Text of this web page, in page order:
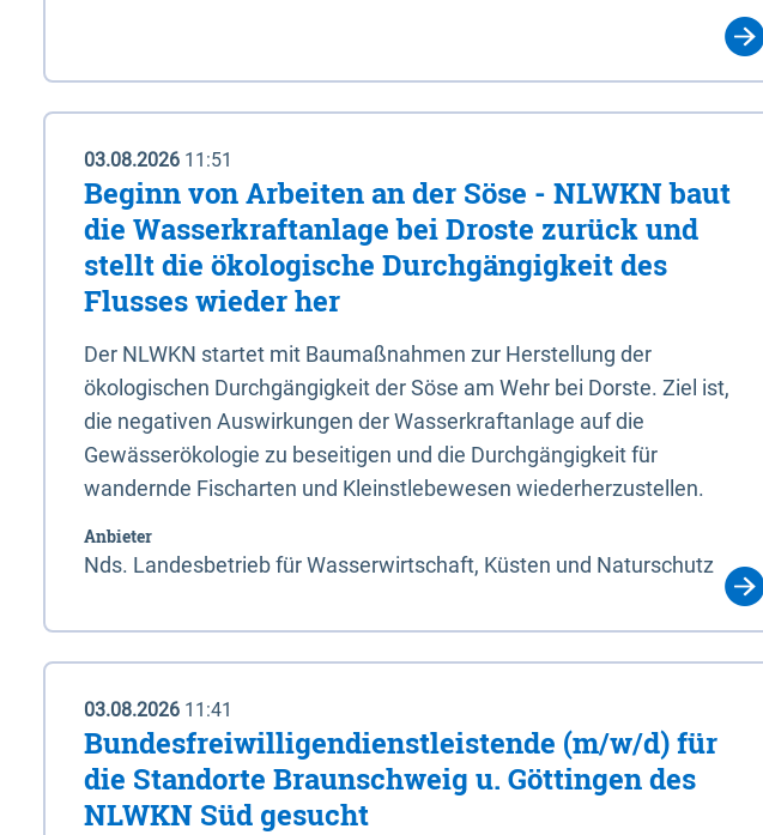
03.08.2026 11:51
Beginn von Arbeiten an der Söse - NLWKN baut
die Wasserkraftanlage bei Droste zurück und
stellt die ökologische Durchgängigkeit des
Flusses wieder her
Der NLWKN startet mit Baumaßnahmen zur Herstellung der
ökologischen Durchgängigkeit der Söse am Wehr bei Dorste. Ziel ist,
die negativen Auswirkungen der Wasserkraftanlage auf die
Gewässerökologie zu beseitigen und die Durchgängigkeit für
wandernde Fischarten und Kleinstlebewesen wiederherzustellen.
Anbieter
Nds. Landesbetrieb für Wasserwirtschaft, Küsten und Naturschutz
03.08.2026 11:41
Bundesfreiwilligendienstleistende (m/w/d) für
die Standorte Braunschweig u. Göttingen des
NLWKN Süd gesucht